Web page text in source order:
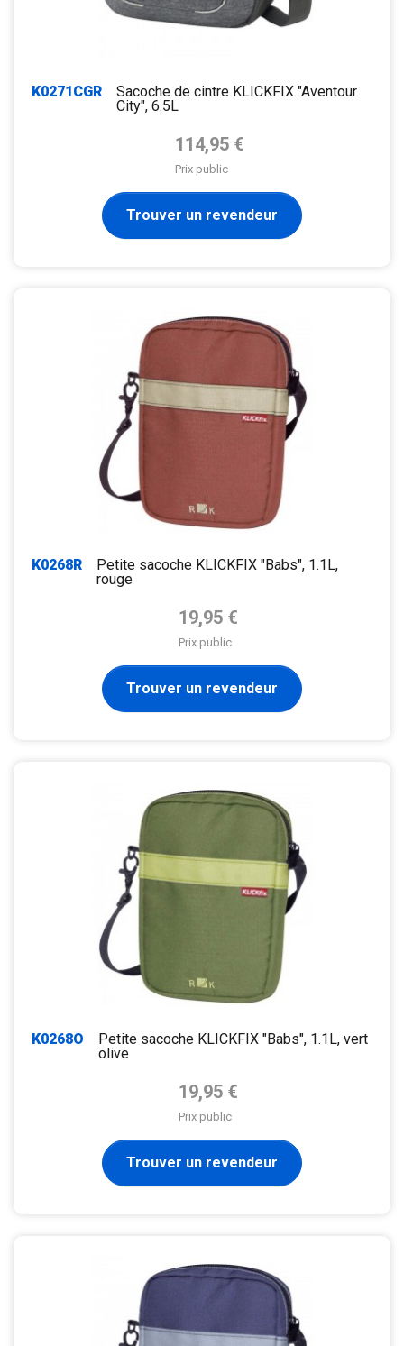
K0271CGR
Sacoche de cintre KLICKFIX "Aventour
City", 6.5L
Prix de base
114,95 €
Prix public
Trouver un revendeur
K0268R
Petite sacoche KLICKFIX "Babs", 1.1L,
rouge
Prix de base
19,95 €
Prix public
Trouver un revendeur
K0268O
Petite sacoche KLICKFIX "Babs", 1.1L, vert
olive
Prix de base
19,95 €
Prix public
Trouver un revendeur